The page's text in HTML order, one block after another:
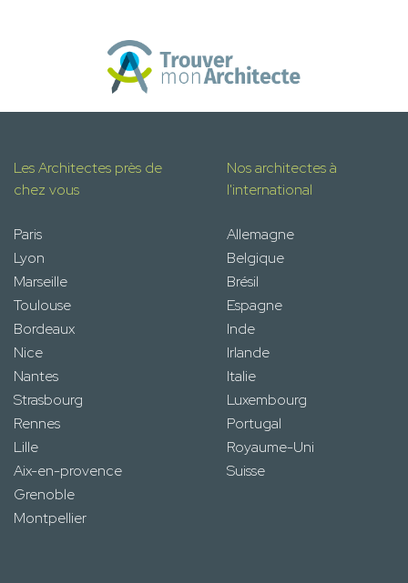
Les Architectes près de
chez vous
Paris
Lyon
Marseille
Toulouse
Bordeaux
Nice
Nantes
Strasbourg
Rennes
Lille
Aix-en-provence
Grenoble
Montpellier
Nos architectes à
l'international
Allemagne
Belgique
Brésil
Espagne
Inde
Irlande
Italie
Luxembourg
Portugal
Royaume-Uni
Suisse